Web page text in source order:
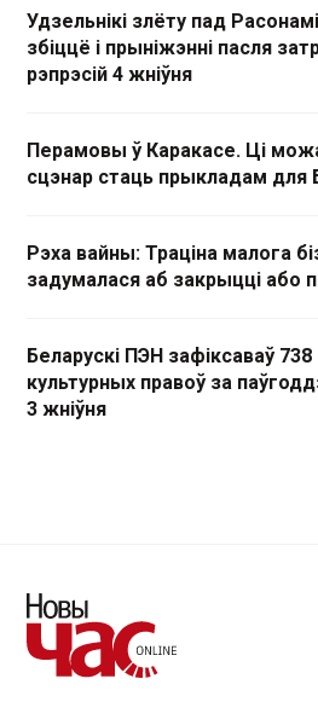
Удзельнікі злёту пад
збіццё і прыніжэнні пасля
рэпрэсій 4 жніўня
Перамовы ў Каракасе. Ці
сцэнар стаць прыкладам для
Рэха вайны: Траціна малога
задумалася аб закрыцці або
Беларускі ПЭН зафіксаваў
культурных правоў за
3 жніўня